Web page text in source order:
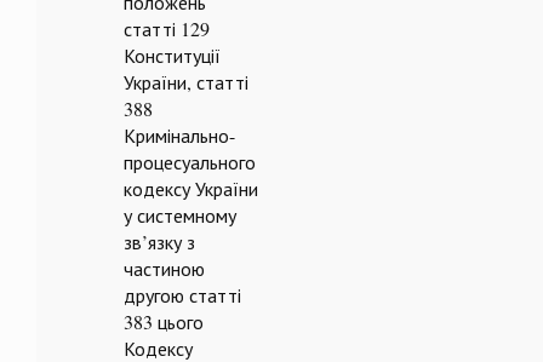
статті 129
Конституції
України, статті
388
Кримінально-
процесуального
кодексу України
у системному
зв’язку з
частиною
другою статті
383 цього
Кодексу